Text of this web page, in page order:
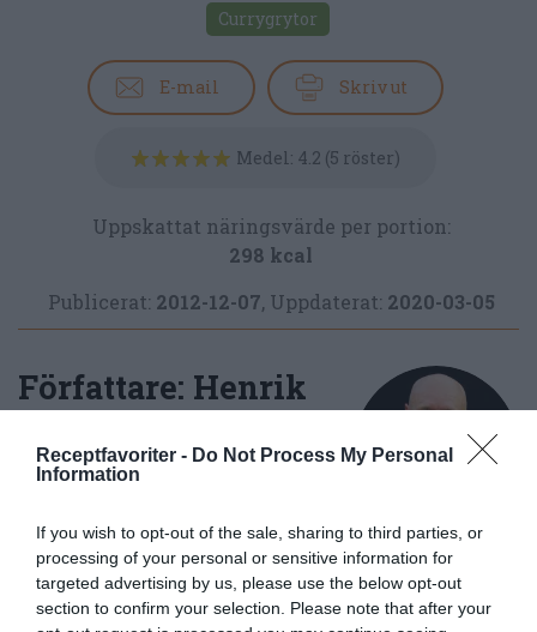
Receptfavoriter - Do Not Process My Personal
Information
If you wish to opt-out of the sale, sharing to third parties, or
processing of your personal or sensitive information for
targeted advertising by us, please use the below opt-out
section to confirm your selection. Please note that after your
Currygrytor
E-mail Skriv ut
Medel: 4.2 (5 röster)
Uppskattat näringsvärde per portion:
298 kcal
Publicerat: 2012-12-07, Uppdaterat: 2020-03-05
Författare: Henrik
Jag är matskribent samt kock
Måltidsvetenskap från
restauranghögskolan i Grythyttan. På denna sida
delar jag med mig av tusentals olika recept för alla
smaker - noviser som hemmakockar. Alla recept